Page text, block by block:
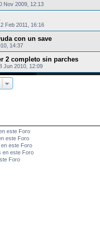
Nov 2009, 12:13
Feb 2011, 16:16
con un save
14:37
2 completo sin parches
Jun 2010, 12:09
este Foro
este Foro
este Foro
en este Foro
Foro